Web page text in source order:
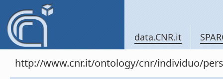
data.CNR.it
http://www.cnr.it/ontology/cnr/individuo/